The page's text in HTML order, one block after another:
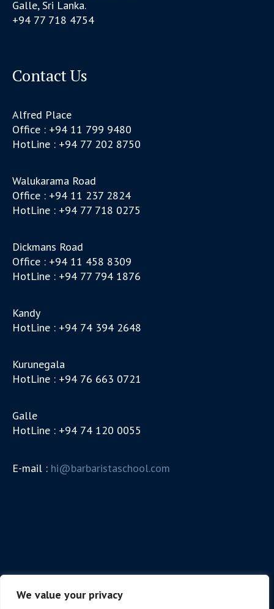
We value your privacy
Galle, Sri Lanka.
+94 77 718 4754
Contact Us
Alfred Place
Office : +94 11 799 9480
HotLine : +94 77 202 8750
Walukarama Road
Office : +94 11 237 2824
HotLine : +94 77 718 0275
Dickmans Road
Office : +94 11 458 8309
HotLine : +94 77 794 1876
Kandy
HotLine : +94 74 394 2648
Kurunegala
HotLine : +94 76 663 0721
Galle
HotLine : +94 74 120 0055
E-mail : hi@barbaristaschool.com